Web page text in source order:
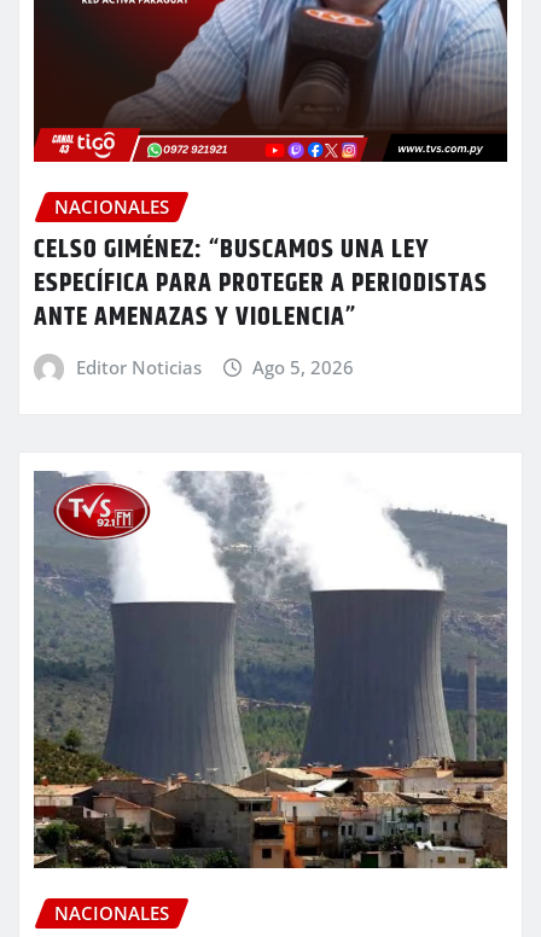
NACIONALES
CELSO GIMÉNEZ: “BUSCAMOS UNA LEY
ESPECÍFICA PARA PROTEGER A PERIODISTAS
ANTE AMENAZAS Y VIOLENCIA”
Editor Noticias Ago 5, 2026
NACIONALES